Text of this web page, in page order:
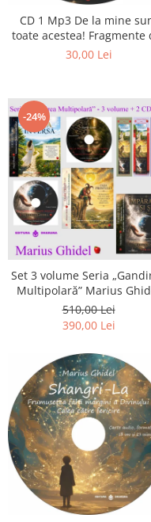
Literatura
Psihologie
Stiinta
CD 1 Mp3 De la mine
toate acestea! Fragmente
cărțile lui Marius Ghidel
30,00 Lei
-24%
Set 3 volume Seria
Multipolară” Marius
510,00 Lei
390,00 Lei